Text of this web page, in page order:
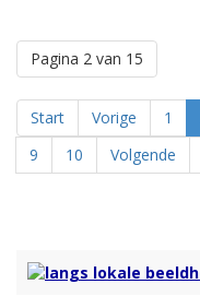
Pagina 2 van 15
Start Vorige 1
9
10 Volgende